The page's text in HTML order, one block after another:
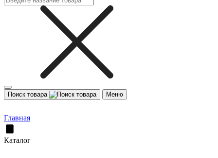
Поиск товара Меню
Главная
Каталог